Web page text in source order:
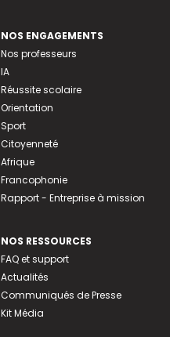
NOS ENGAGEMENTS
Nos professeurs
IA
Réussite scolaire
Orientation
Sport
Citoyenneté
Afrique
Francophonie
Rapport - Entreprise à mission
NOS RESSOURCES
FAQ et support
Actualités
Communiqués de Presse
Kit Média